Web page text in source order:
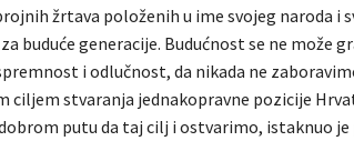
žrtava položenih u ime svojeg naroda i
buduće generacije. Budućnost se ne može
i odlučnost, da nikada ne
ciljem stvaranja jednakopravne pozicije
putu da taj cilj i ostvarimo, istaknuo